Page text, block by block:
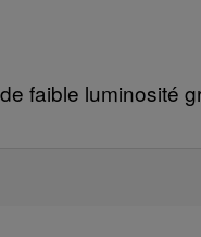
faible luminosité